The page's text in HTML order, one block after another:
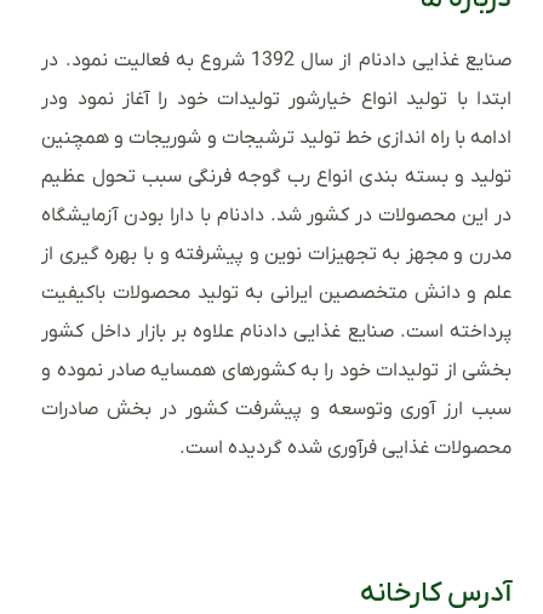
صنایع غذایی دادنام از سال 1392 شروع به فعالیت نمود. در
ابتدا با تولید انواع خیارشور تولیدات خود را آغاز نمود ودر
ادامه با راه اندازی خط تولید ترشیجات و شوریجات و همچنین
تولید و بسته بندی انواع رب گوجه فرنگی سبب تحول عظیم
در این محصولات در کشور شد. دادنام با دارا بودن آزمایشگاه
مدرن و مجهز به تجهیزات نوین و پیشرفته و با بهره گیری از
علم و دانش متخصصین ایرانی به تولید محصولات باکیفیت
پرداخته است. صنایع غذایی دادنام علاوه بر بازار داخل کشور
بخشی از تولیدات خود را به کشورهای همسایه صادر نموده و
سبب ارز آوری وتوسعه و پیشرفت کشور در بخش صادرات
محصولات غذایی فرآوری شده گردیده است.
آدرس کارخانه